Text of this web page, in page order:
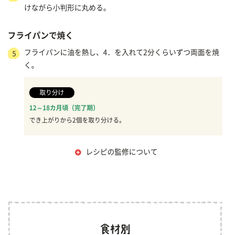
けながら小判形に丸める。
フライパンで焼く
5
フライパンに油を熱し、4．を入れて2分くらいずつ両面を焼
く。
取り分け
12～18カ月頃（完了期）
でき上がりから2個を取り分ける。
レシピの監修について